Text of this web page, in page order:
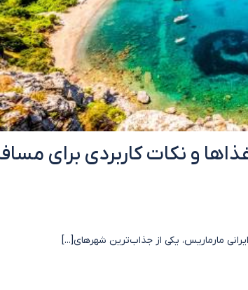
و نکات کاربردی برای
مارماریس، یکی از جذاب‌ترین شهرهای[...]